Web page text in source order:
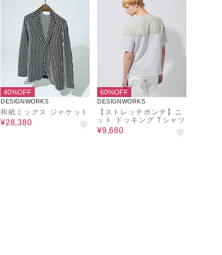
40%OFF
DESIGNWORKS
和紙ミックス ジャケット
¥28,380
60%OFF
DESIGNWORKS
【ストレッチポンチ】ニ
ット ドッキング Tシャツ
¥9,680